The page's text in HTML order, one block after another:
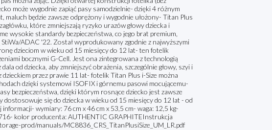
może wygodnie zapiąć pasy samodzielnie- dzięki 4 różnym
maluch będzie zawsze odprężony i wygodnie ułożony- Titan Plus
które zmniejszają ryzyko urazów głowy dziecka i
wysokie standardy bezpieczeństwa, co jego brat premium,
ADAC '22. Został wyprodukowany zgodnie z najwyższymi
dzieciom w wieku od 15 miesięcy do 12 lat- ten fotelik
bocznymi G-Cell. Jest ona zintegrowana z technologią
od dziecka, aby zmniejszyć obrażenia, szczególnie głowy, szyi i
przez prawie 11 lat- fotelik Titan Plus i-Size można
dzięki systemowi ISOFIX i górnemu pasowi mocującemu-
bezpieczeństwa, dzięki którym rosnące dziecko jest zawsze
się do dziecka w wieku od 15 miesięcy do 12 lat - od
wymiary: 76 cm x 46 cm x 53,5 cm- waga: 12,5 kg-
kolor producenta: AUTHENTIC GRAPHITEInstrukcja
prod/manuals/MC8836_CRS_TitanPlusiSize_UM_LR.pdf